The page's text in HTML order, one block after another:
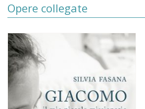
Opere collegate